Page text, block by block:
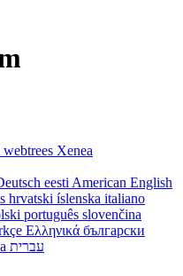
webtrees Xenea
eesti American English
hrvatski íslenska italiano
português slovenčina
Ελληνικά български
עברית